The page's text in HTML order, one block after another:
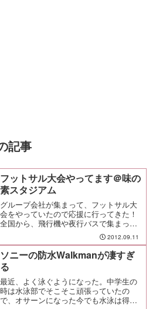
記事
フットサル大会やってます＠味の
素スタジアム
グループ会社が集まって、フットサル大
会をやっていたので応援に行ってきた！
全国から、飛行機や夜行バスで集まった
2,000人以上の仲間達が、炎天下のフット
サルコートを走り回る。アミノバイタル
フィールドを6面のフットサルコートに分
けて、それぞれで...
2012.09.11
ソニーの防水Walkmanが凄すぎ
る
最近、よく泳ぐようになった。中学生の
時は水泳部でそこそこ頑張っていたの
で、オサーンになった今でも水泳は得意